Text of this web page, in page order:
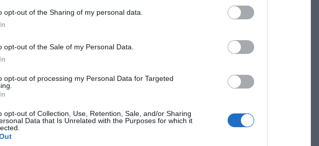
opt-out of the Sharing of my personal data.
opt-out of the Sale of my Personal Data.
opt-out of processing my Personal Data for Targeted
opt-out of Collection, Use, Retention, Sale, and/or Sharing
Data that Is Unrelated with the Purposes for which it
(fotó: Gadi Dagon)
a megmutatkozásra?
Szamosi Judit, Horváth Ádám Márton lépnek fel,
bemutatóval. Anyagi támogatás híján azzal